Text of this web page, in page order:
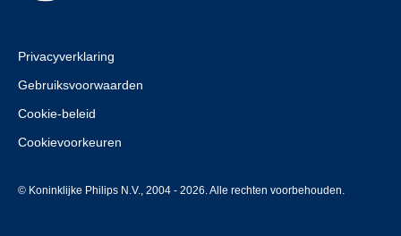
Privacyverklaring
Gebruiksvoorwaarden
Cookie-beleid
Cookievoorkeuren
© Koninklijke Philips N.V., 2004 - 2026. Alle rechten voorbehouden.